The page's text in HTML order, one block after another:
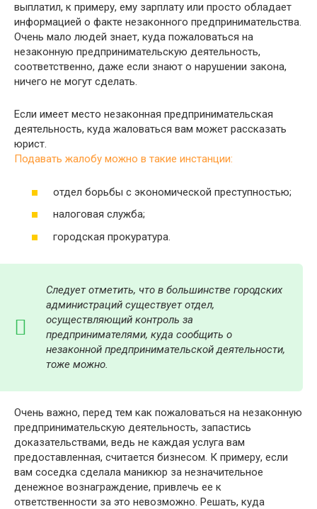
выплатил, к примеру, ему зарплату или просто обладает
информацией о факте незаконного предпринимательства.
Очень мало людей знает, куда пожаловаться на
незаконную предпринимательскую деятельность,
соответственно, даже если знают о нарушении закона,
ничего не могут сделать.
Если имеет место незаконная предпринимательская
деятельность, куда жаловаться вам может рассказать
юрист.
Подавать жалобу можно в такие инстанции:
отдел борьбы с экономической преступностью;
налоговая служба;
городская прокуратура.
Следует отметить, что в большинстве городских
администраций существует отдел,
осуществляющий контроль за
предпринимателями, куда сообщить о
незаконной предпринимательской деятельности,
тоже можно.
Очень важно, перед тем как пожаловаться на незаконную
предпринимательскую деятельность, запастись
доказательствами, ведь не каждая услуга вам
предоставленная, считается бизнесом. К примеру, если
вам соседка сделала маникюр за незначительное
денежное вознаграждение, привлечь ее к
ответственности за это невозможно. Решать, куда